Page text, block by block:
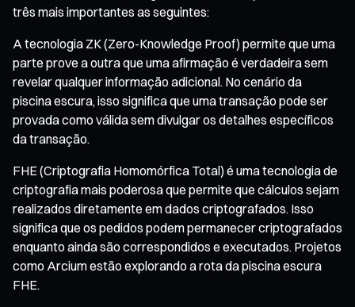
três mais importantes as seguintes:
A tecnologia ZK (Zero-Knowledge Proof) permite que uma
parte prove a outra que uma afirmação é verdadeira sem
revelar qualquer informação adicional. No cenário da
piscina escura, isso significa que uma transação pode ser
provada como válida sem divulgar os detalhes específicos
da transação.
FHE (Criptografia Homomórfica Total) é uma tecnologia de
criptografia mais poderosa que permite que cálculos sejam
realizados diretamente em dados criptografados. Isso
significa que os pedidos podem permanecer criptografados
enquanto ainda são correspondidos e executados. Projetos
como Arcium estão explorando a rota da piscina escura
FHE.